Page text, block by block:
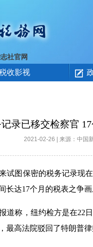
社官网
收影视
录已移交检察官
2021-02-26 | 来源：中国
图保密的税务记录现在
长达17个月的税表之争画
道称，纽约检方是在22
最高法院驳回了特朗普